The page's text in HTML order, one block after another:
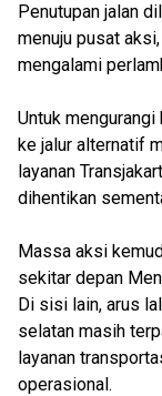
Penutupan jalan
menuju pusat
mengalami
Untuk
ke jalur alternatif
layanan
dihentikan
Massa aksi
sekitar depan
Di sisi lain, arus
selatan masih
layanan
operasional.